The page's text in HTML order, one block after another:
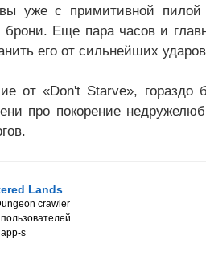
уже с примитивной пилой
брони. Еще пара часов и
его от сильнейших
от «Don't Starve»,
про покорение
Lands
crawler
s